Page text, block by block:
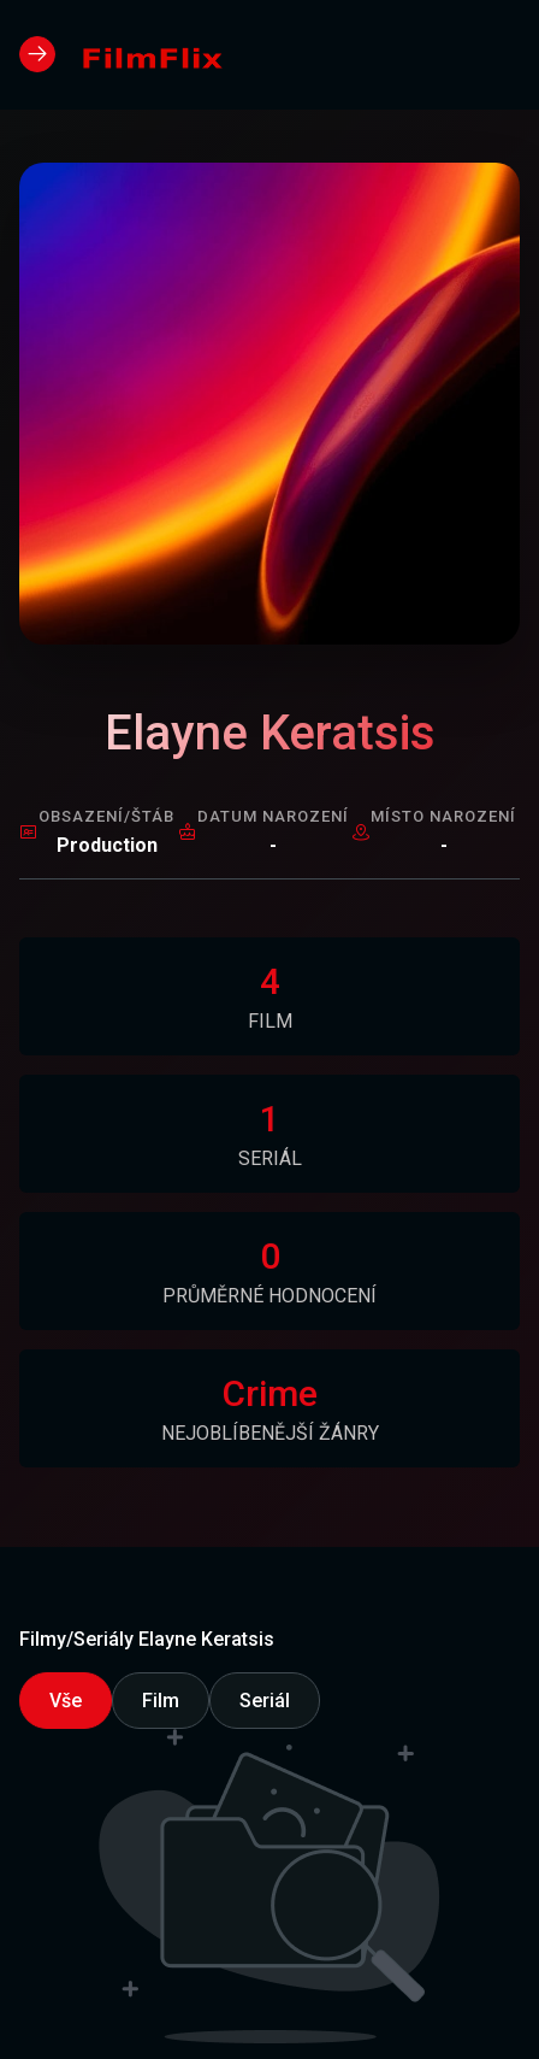
Elayne Keratsis
OBSAZENÍ/ŠTÁB
Production
DATUM NAROZENÍ
-
MÍSTO NAROZENÍ
-
4
FILM
1
SERIÁL
0
PRŮMĚRNÉ HODNOCENÍ
Crime
NEJOBLÍBENĚJŠÍ ŽÁNRY
Filmy/Seriály Elayne Keratsis
Vše Film Seriál